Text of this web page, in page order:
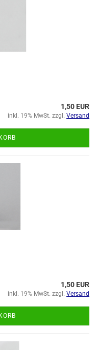
1,50 EUR
inkl. 19% MwSt. zzgl. Versand
1,50 EUR
inkl. 19% MwSt. zzgl. Versand